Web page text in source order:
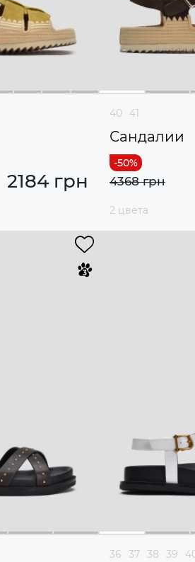
2184 грн
40 41
Сандалии
4368 грн
2 цвета
36 37 38 39